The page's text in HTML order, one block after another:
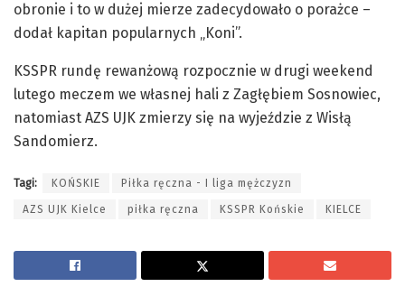
obronie i to w dużej mierze zadecydowało o porażce –
dodał kapitan popularnych „Koni”.
KSSPR rundę rewanżową rozpocznie w drugi weekend
lutego meczem we własnej hali z Zagłębiem Sosnowiec,
natomiast AZS UJK zmierzy się na wyjeździe z Wisłą
Sandomierz.
Tagi: KOŃSKIE Piłka ręczna - I liga mężczyzn
AZS UJK Kielce piłka ręczna KSSPR Końskie KIELCE